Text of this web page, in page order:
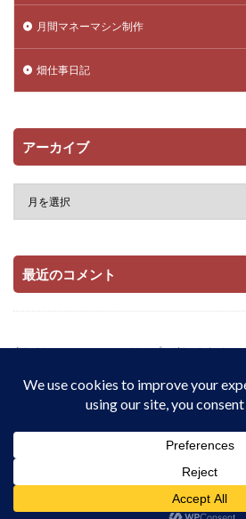
月間マネーマシン制作
畑仕事日記
アーカイブ
最近のコメント
当サイトはAmazonアソシエイト・プログラムおよび
配当とインデックス投資
録 | 在宅・実家暮らし・月8.9万円